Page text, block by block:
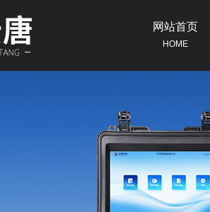
网站首页
HOME